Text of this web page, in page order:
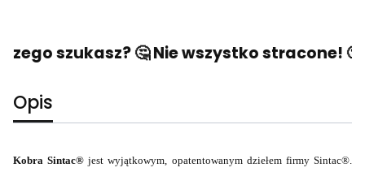
szukasz? 🤔 Nie wszystko stracone! 🙂
Opis
Kobra Sintac® jest wyjątkowym, opatentowanym dziełem firmy Sintac®.